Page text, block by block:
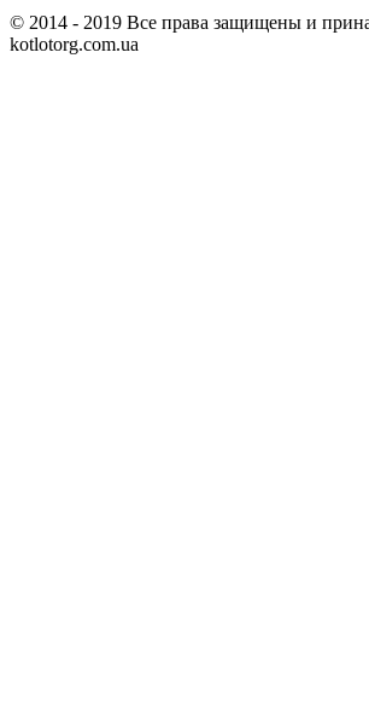
© 2014 - 2019 Все права защищены и
kotlotorg.com.ua